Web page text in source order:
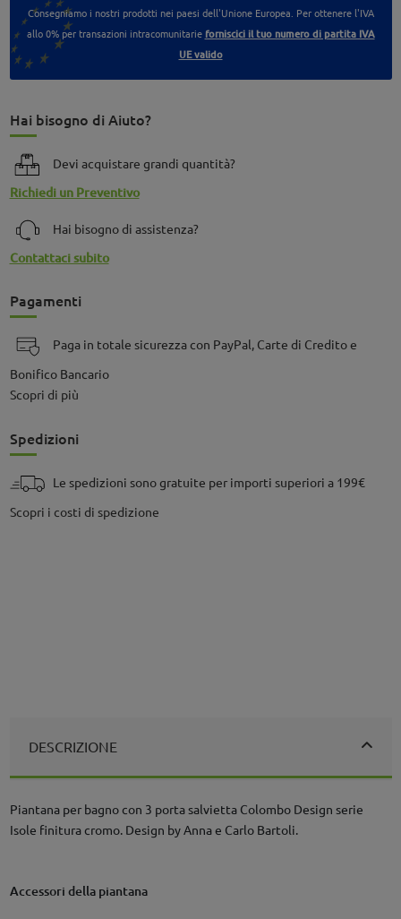
Consegniamo i nostri prodotti nei paesi dell'Unione Europea. Per ottenere l'IVA
allo 0% per transazioni intracomunitarie forniscici il tuo numero di partita IVA
UE valido
Hai bisogno di Aiuto?
Devi acquistare grandi quantità?
Richiedi un Preventivo
Hai bisogno di assistenza?
Contattaci subito
Pagamenti
Paga in totale sicurezza con PayPal, Carte di Credito e
Bonifico Bancario
Scopri di più
Spedizioni
Le spedizioni sono gratuite per importi superiori a 199€
Scopri i costi di spedizione
DESCRIZIONE
Piantana per bagno con 3 porta salvietta Colombo Design serie
Isole finitura cromo. Design by Anna e Carlo Bartoli.
Accessori della piantana